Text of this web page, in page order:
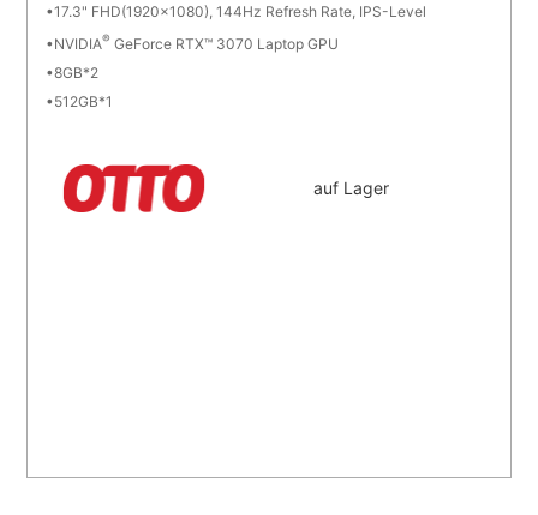
17.3" FHD(1920x1080), 144Hz Refresh Rate, IPS-Level
NVIDIA® GeForce RTX™ 3070 Laptop GPU
8GB*2
512GB*1
auf Lager